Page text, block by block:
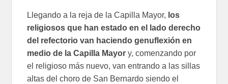
Llegando a la reja de la Capilla Mayor, los
religiosos que han estado en el lado derecho
del refectorio van haciendo genuflexión en
medio de la Capilla Mayor y, comenzando por
el religioso más nuevo, van entrando a las sillas
altas del choro de San Bernardo siendo el